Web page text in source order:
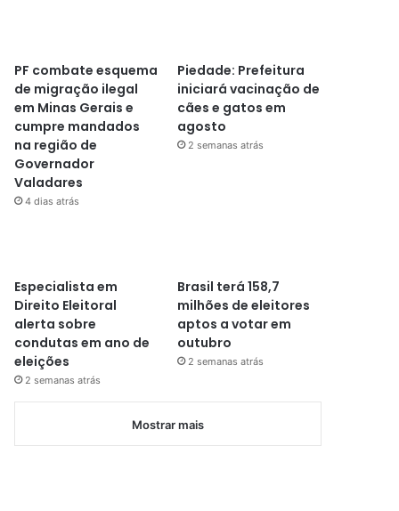
PF combate esquema
de migração ilegal
em Minas Gerais e
cumpre mandados
na região de
Governador
Valadares
4 dias atrás
Piedade: Prefeitura
iniciará vacinação de
cães e gatos em
agosto
2 semanas atrás
Especialista em
Direito Eleitoral
alerta sobre
condutas em ano de
eleições
2 semanas atrás
Brasil terá 158,7
milhões de eleitores
aptos a votar em
outubro
2 semanas atrás
Mostrar mais